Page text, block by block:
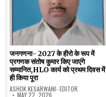
जनगणना- 2027 के हीरो के रूप में
प्रगणक संतोष कुमार किए जाएंगे
सम्मानित,HLO कार्य को प्रथम दिवस में
ही किया पूरा
ASHOK KESARWANI- EDITOR
MAY 22, 2026